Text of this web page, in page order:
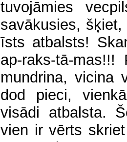
tuvojāmies
savākusies,
īsts atbalsts!
ap-raks-tā-
mundrina, vicina
dod pieci,
visādi atbalsta.
vien ir vērts